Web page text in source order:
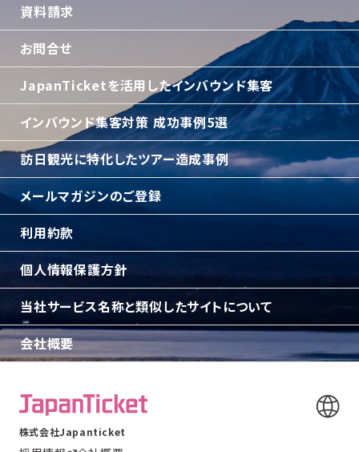
資料請求
お問合せ
JapanTicketを活用したインバウンド集客
インバウンド集客対策 成功事例5選
訪日観光に特化したツアー造成事例
メールマガジンのご登録
利用約款
個人情報保護方針
当社サービス名称と類似したサイトについて
会社概要
株式会社Japanticket